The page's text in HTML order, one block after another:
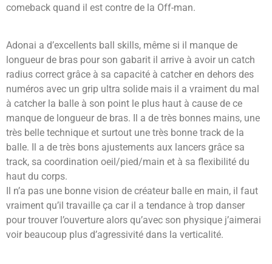
comeback quand il est contre de la Off-man.
Adonai a d’excellents ball skills, même si il manque de
longueur de bras pour son gabarit il arrive à avoir un catch
radius correct grâce à sa capacité à catcher en dehors des
numéros avec un grip ultra solide mais il a vraiment du mal
à catcher la balle à son point le plus haut à cause de ce
manque de longueur de bras. Il a de très bonnes mains, une
très belle technique et surtout une très bonne track de la
balle. Il a de très bons ajustements aux lancers grâce sa
track, sa coordination oeil/pied/main et à sa flexibilité du
haut du corps.
Il n’a pas une bonne vision de créateur balle en main, il faut
vraiment qu’il travaille ça car il a tendance à trop danser
pour trouver l’ouverture alors qu’avec son physique j’aimerai
voir beaucoup plus d’agressivité dans la verticalité.